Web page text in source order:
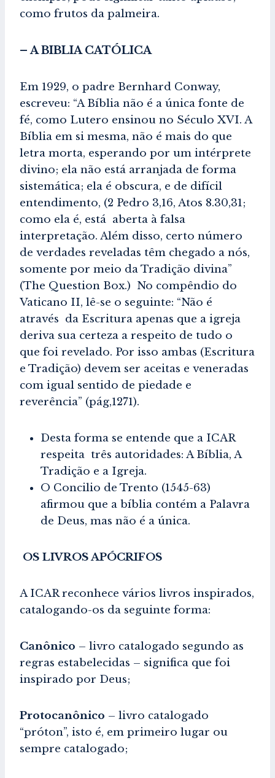
como frutos da palmeira.
– A BIBLIA CATÓLICA
Em 1929, o padre Bernhard Conway,
escreveu: “A Bíblia não é a única fonte de
fé, como Lutero ensinou no Século XVI. A
Bíblia em si mesma, não é mais do que
letra morta, esperando por um intérprete
divino; ela não está arranjada de forma
sistemática; ela é obscura, e de difícil
entendimento, (2 Pedro 3,16, Atos 8.30,31;
como ela é, está aberta à falsa
interpretação. Além disso, certo número
de verdades reveladas têm chegado a nós,
somente por meio da Tradição divina”
(The Question Box.) No compêndio do
Vaticano II, lê-se o seguinte: “Não é
através da Escritura apenas que a igreja
deriva sua certeza a respeito de tudo o
que foi revelado. Por isso ambas (Escritura
e Tradição) devem ser aceitas e veneradas
com igual sentido de piedade e
reverência” (pág,1271).
Desta forma se entende que a ICAR
respeita três autoridades: A Bíblia, A
Tradição e a Igreja.
O Concilio de Trento (1545-63)
afirmou que a bíblia contém a Palavra
de Deus, mas não é a única.
OS LIVROS APÓCRIFOS
A ICAR reconhece vários livros inspirados,
catalogando-os da seguinte forma:
Canônico – livro catalogado segundo as
regras estabelecidas – significa que foi
inspirado por Deus;
Protocanônico – livro catalogado
“próton”, isto é, em primeiro lugar ou
sempre catalogado;